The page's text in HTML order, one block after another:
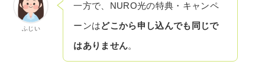
ふじい
一方で、NURO光の特典・キャンペ
ーンはどこから申し込んでも同じで
はありません。